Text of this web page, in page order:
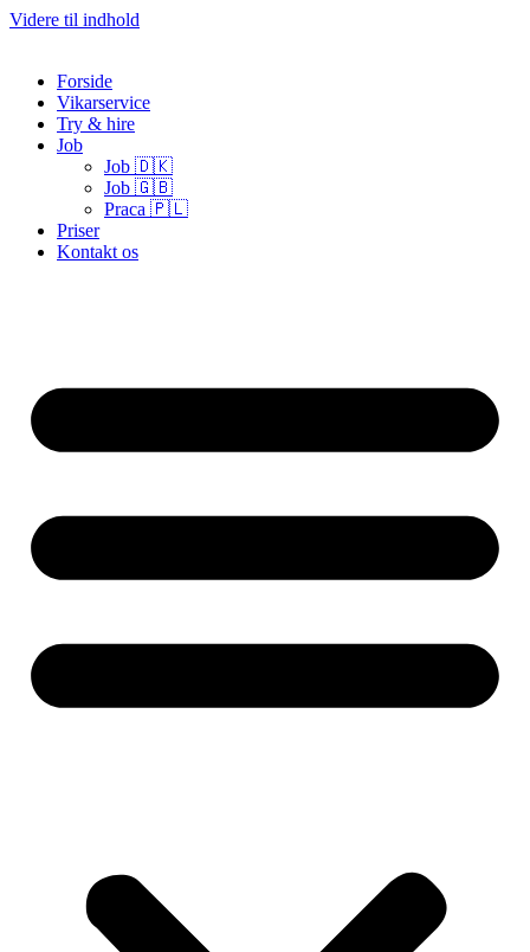
Videre til indhold
Forside
Vikarservice
Try & hire
Job
Job 🇩🇰
Job 🇬🇧
Praca 🇵🇱
Priser
Kontakt os